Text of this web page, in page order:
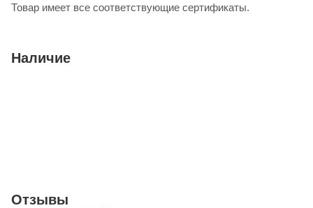
Товар имеет все соответствующие сертификаты.
Наличие
Отзывы